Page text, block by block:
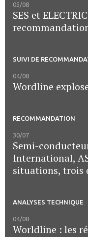
05/08
SES et
SUIVI DE
04/08
Wordline
RECOMMANDATION
30/07
Semi-
International,
situations, trois
ANALYSES TECHNIQUE
04/08
Worldline : les